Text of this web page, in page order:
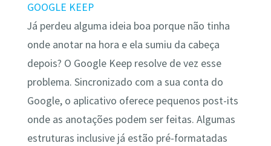
GOOGLE KEEP
Já perdeu alguma ideia boa porque não tinha
onde anotar na hora e ela sumiu da cabeça
depois? O Google Keep resolve de vez esse
problema. Sincronizado com a sua conta do
Google, o aplicativo oferece pequenos post-its
onde as anotações podem ser feitas. Algumas
estruturas inclusive já estão pré-formatadas